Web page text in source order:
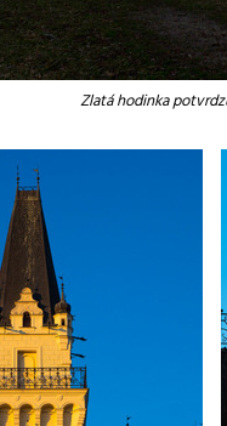
Zlatá hodinka